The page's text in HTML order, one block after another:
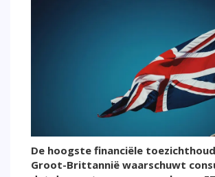
De hoogste financiële
Groot-Brittannië waarschuwt